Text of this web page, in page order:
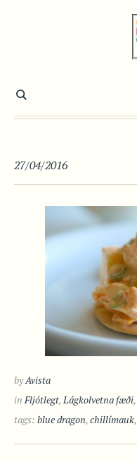
27/04/2016
byAvista
in Fljótlegt,Lágkolvetna fæði,
tags: blue dragon,chillímauk,